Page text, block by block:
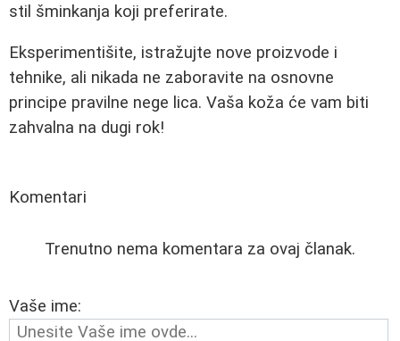
stil šminkanja koji preferirate.
Eksperimentišite, istražujte nove proizvode i
tehnike, ali nikada ne zaboravite na osnovne
principe pravilne nege lica. Vaša koža će vam biti
zahvalna na dugi rok!
Komentari
Trenutno nema komentara za ovaj članak.
Vaše ime: